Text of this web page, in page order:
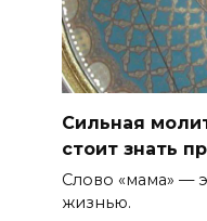
Сильная
стоит знать
Слово «мама» —
жизнью.